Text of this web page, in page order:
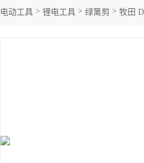
电动工具 > 锂电工具 > 绿篱剪 > 牧田